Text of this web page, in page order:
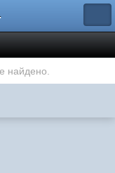
найдено.